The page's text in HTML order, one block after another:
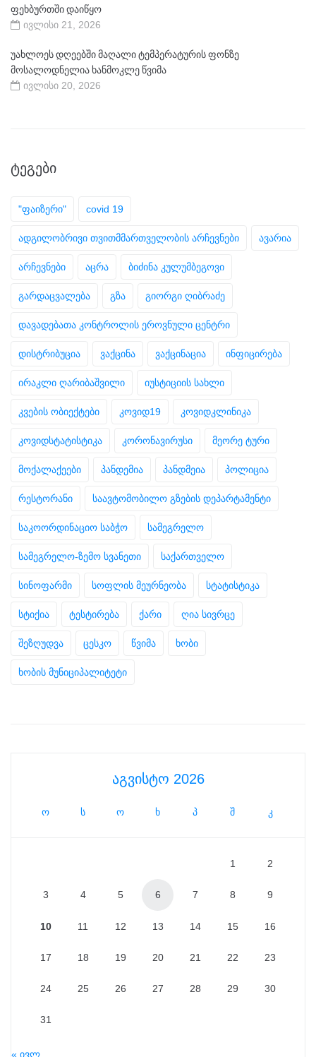
ფეხბურთში დაიწყო
ივლისი 21, 2026
უახლოეს დღეებში მაღალი ტემპერატურის ფონზე
მოსალოდნელია ხანმოკლე წვიმა
ივლისი 20, 2026
ᲢᲔᲒᲔᲑᲘ
"ფაიზერი" covid 19
ადგილობრივი თვითმმართველობის არჩევნები ავარია
არჩევნები აცრა ბიძინა კულუმბეგოვი
გარდაცვალება გზა გიორგი ღიბრაძე
დავადებათა კონტროლის ეროვნული ცენტრი
დისტრიბუცია ვაქცინა ვაქცინაცია ინფიცირება
ირაკლი ღარიბაშვილი იუსტიციის სახლი
კვების ობიექტები კოვიდ19 კოვიდკლინიკა
კოვიდსტატისტიკა კორონავირუსი მეორე ტური
მოქალაქეები პანდემია პანდმეია პოლიცია
რესტორანი საავტომობილო გზების დეპარტამენტი
საკოორდინაციო საბჭო სამეგრელო
სამეგრელო-ზემო სვანეთი საქართველო
სინოფარმი სოფლის მეურნეობა სტატისტიკა
სტიქია ტესტირება ქარი ღია სივრცე
შეზღუდვა ცესკო წვიმა ხობი
ხობის მუნიციპალიტეტი
აგვისტო 2026
ო ს ო ხ პ შ კ
1 2
3 4 5 6 7 8 9
10 11 12 13 14 15 16
17 18 19 20 21 22 23
24 25 26 27 28 29 30
31
« ივლ